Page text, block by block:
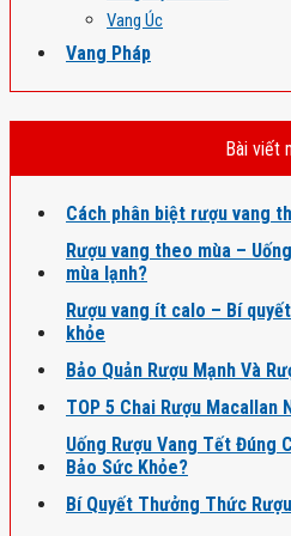
Vang Úc
Vang Pháp
Bài viết
Cách phân biệt rượu vang
Rượu vang theo mùa –
mùa lạnh?
Rượu vang ít calo – Bí
khỏe
Bảo Quản Rượu Mạnh Và
TOP 5 Chai Rượu Macallan
Uống Rượu Vang Tết Đúng
Bảo Sức Khỏe?
Bí Quyết Thưởng Thức